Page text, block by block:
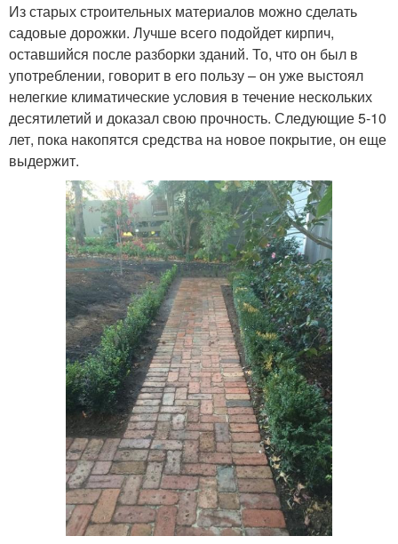
Из старых строительных материалов можно сделать
садовые дорожки. Лучше всего подойдет кирпич,
оставшийся после разборки зданий. То, что он был в
употреблении, говорит в его пользу – он уже выстоял
нелегкие климатические условия в течение нескольких
десятилетий и доказал свою прочность. Следующие 5-10
лет, пока накопятся средства на новое покрытие, он еще
выдержит.